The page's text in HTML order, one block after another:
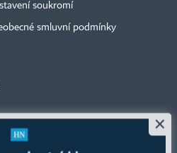
soukromí
smluvní podmínky
×